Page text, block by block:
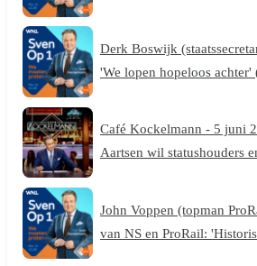
Derk Boswijk
'We lopen hopeloos
Café Kockelmann - 5 juni
Aartsen wil statushouders
John Voppen (topman
van NS en ProRail: